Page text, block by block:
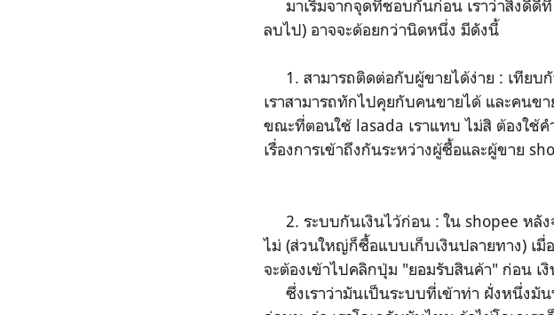
มาเริ่มจากจุดที่ชอบกันก่อน เราว่าสิ่งดีดี
ลบไป) อาจจะด้อยกว่านิดหนึ่ง มีดังนี้
1. สามารถติดต่อกับผู้ขายได้ง่าย : เทียบกั
เราสามารถทักไปคุยกับคนขายได้ และคนข
ขณะที่ตอนใช้ lasada เราแทบ ไม่สิ ต้องใช้ค
เรื่องการเข้าถึงกันระหว่างผู้ซื้อและผู้ขาย
2. ระบบกันเงินไว้ก่อน : ใน shopee หลัง
ไม่ (ส่วนใหญ่ก็ซื้อแบบเก็บเงินปลายทาง) เ
จะต้องเข้าไปคลิกปุ่ม "ยอมรับสินค้า" ก่อน เ
ซึ่งเราว่ามันเป็นระบบที่เข้าท่า ฝั่งหนึ่งมัน